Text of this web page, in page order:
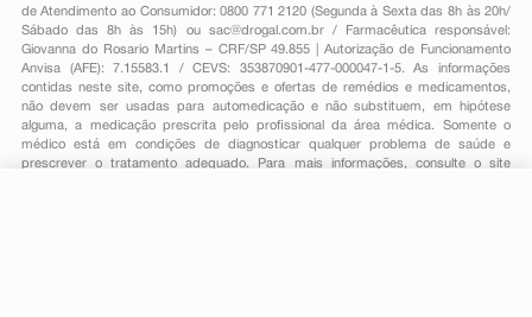
de Atendimento ao Consumidor: 0800 771 2120 (Segunda à Sexta das 8h às 20h/
Sábado das 8h às 15h) ou sac@drogal.com.br/ Farmacêutica responsável:
Giovanna do Rosario Martins – CRF/SP 49.855 | Autorização de Funcionamento
Anvisa (AFE): 7.15583.1 / CEVS: 353870901-477-000047-1-5. As informações
contidas neste site, como promoções e ofertas de remédios e medicamentos,
não devem ser usadas para automedicação e não substituem, em hipótese
alguma, a medicação prescrita pelo profissional da área médica. Somente o
médico está em condições de diagnosticar qualquer problema de saúde e
prescrever o tratamento adequado. Para mais informações, consulte o site